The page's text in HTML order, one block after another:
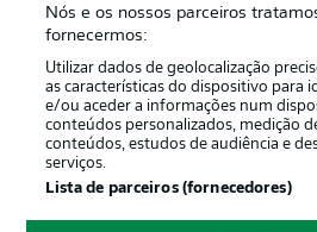
Oferecido por
Nós e os nossos parceiros
fornecermos:
Utilizar dados de geolocalização
as características do dispositivo para
e/ou aceder a informações num
conteúdos personalizados, medição
conteúdos, estudos de audiência e
serviços.
Lista de parceiros (fornecedores)